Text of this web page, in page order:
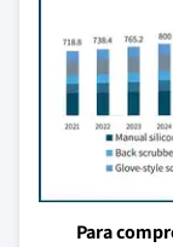
Para